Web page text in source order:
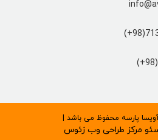
پارسه محفوظ می باشد |
مرکز طراحی وب زئوس